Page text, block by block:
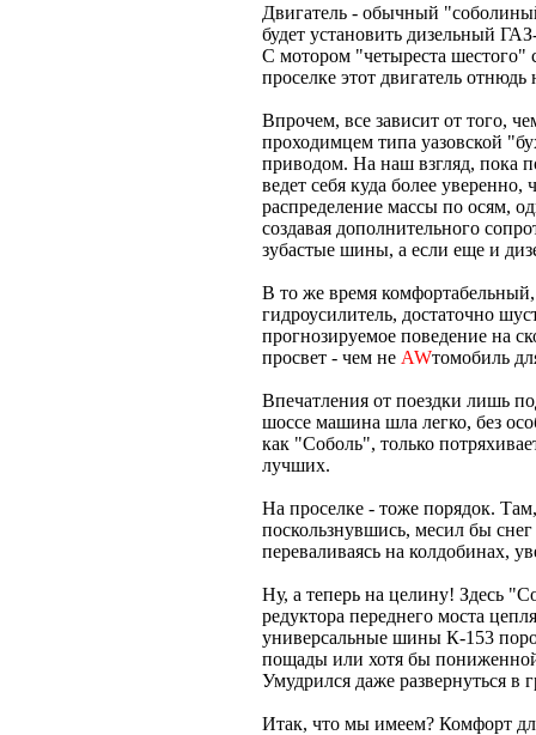
Двигатель - обычный
будет установить дизельный
С мотором "четыреста шестого"
проселке этот двигатель
Впрочем, все зависит от того,
проходимцем типа уазовской
приводом. На наш взгляд, пока
ведет себя куда более
распределение массы по осям,
создавая дополнительного
зубастые шины, а если еще и
В то же время
гидроусилитель, достаточно
прогнозируемое поведение на
просвет - чем не AWтомобиль
Впечатления от поездки лишь
шоссе машина шла легко, без
как "Соболь", только
лучших.
На проселке - тоже порядок.
поскользнувшись, месил бы
переваливаясь на колдобинах,
Ну, а теперь на целину! Здесь
редуктора переднего моста
универсальные шины К-153
пощады или хотя бы пониженной
Умудрился даже развернуться в
Итак, что мы имеем? Комфорт